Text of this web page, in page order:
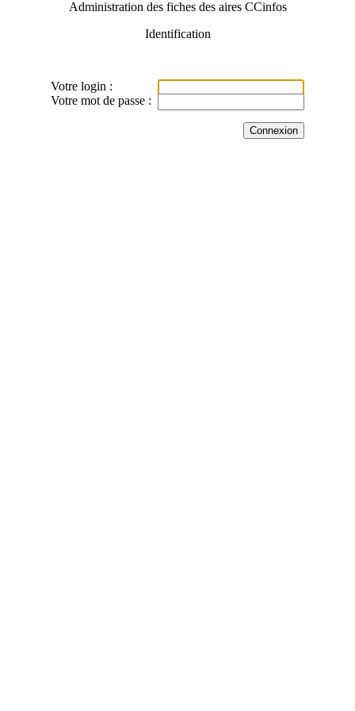
Administration des fiches des aires CCinfos
Identification
Votre login :
Votre mot de passe :